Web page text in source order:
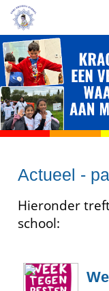
Actueel -
Hieronder
school: